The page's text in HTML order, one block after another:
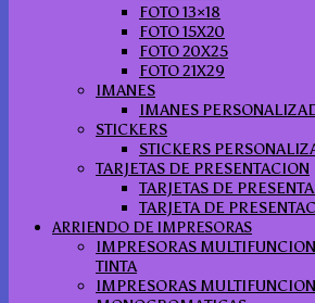
FOTO 13×18
FOTO 15X20
FOTO 20X25
FOTO 21X29
IMANES
IMANES
STICKERS
STICKERS
TARJETAS DE PRESENTACION
TARJETAS DE
TARJETA DE
ARRIENDO DE IMPRESORAS
IMPRESORAS
TINTA
IMPRESORAS